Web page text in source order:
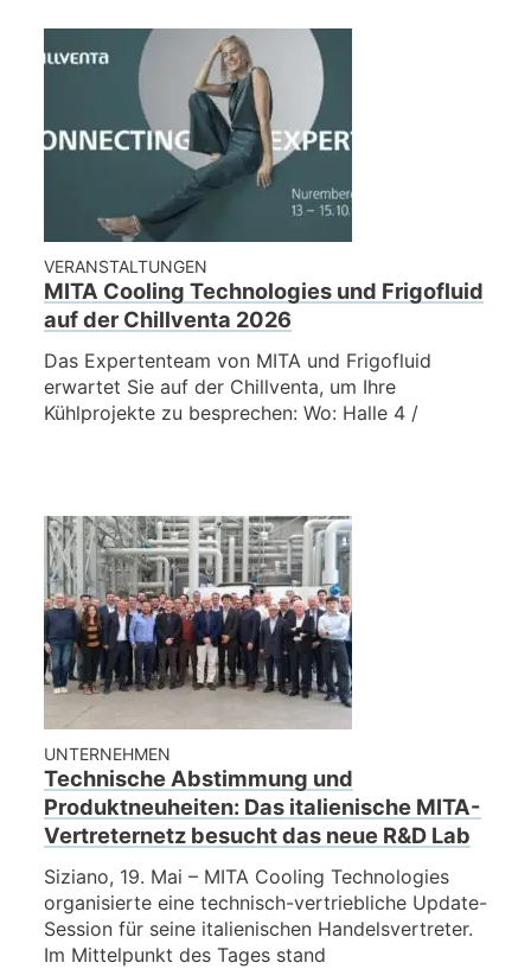
FR PL
notizie
ed
VERANSTALTUNGEN
MITA Cooling Technologies und Frigofluid
auf der Chillventa 2026
Das Expertenteam von MITA und Frigofluid
erwartet Sie auf der Chillventa, um Ihre
Kühlprojekte zu besprechen: Wo: Halle 4 /
UNTERNEHMEN
Technische Abstimmung und
Produktneuheiten: Das italienische MITA-
Vertreternetz besucht das neue R&D Lab
Siziano, 19. Mai – MITA Cooling Technologies
organisierte eine technisch-vertriebliche Update-
Session für seine italienischen Handelsvertreter.
Im Mittelpunkt des Tages stand